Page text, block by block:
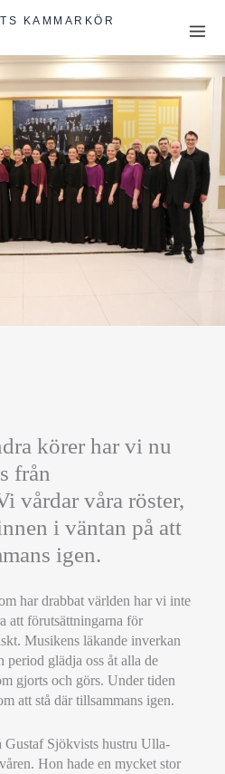
KAMMARKÖR
körer har vi nu
från
vårdar våra röster,
i väntan på att
igen.
har drabbat världen har vi inte
att förutsättningarna för
Musikens läkande inverkan
period glädja oss åt alla de
gjorts och görs. Under tiden
att stå där tillsammans igen.
Gustaf Sjökvists hustru Ulla-
Hon hade en mycket stor